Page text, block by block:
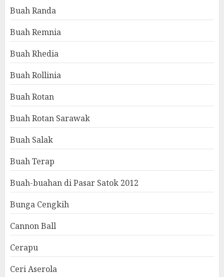
Buah Randa
Buah Remnia
Buah Rhedia
Buah Rollinia
Buah Rotan
Buah Rotan Sarawak
Buah Salak
Buah Terap
Buah-buahan di Pasar Satok 2012
Bunga Cengkih
Cannon Ball
Cerapu
Ceri Aserola